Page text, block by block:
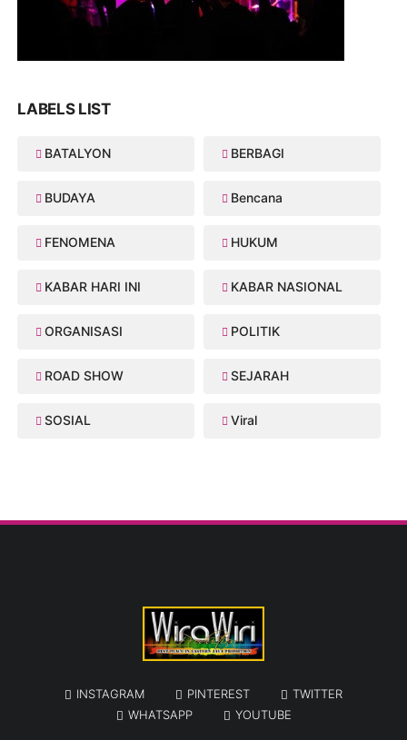
LABELS LIST
BATALYON BERBAGI
BUDAYA Bencana
FENOMENA HUKUM
KABAR HARI INI KABAR NASIONAL
ORGANISASI POLITIK
ROAD SHOW SEJARAH
SOSIAL Viral
INSTAGRAM PINTEREST
TWITTER
WHATSAPP
YOUTUBE